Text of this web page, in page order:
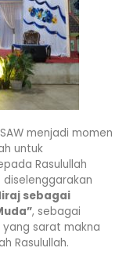
menjadi momen
untuk
Rasulullah
diselenggarakan
sebagai
, sebagai
sarat makna
Rasulullah.